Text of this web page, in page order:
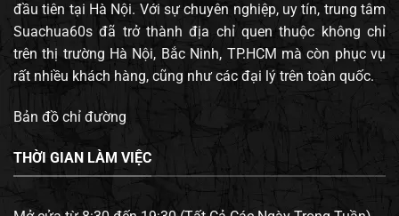
đầu tiên tại Hà Nội. Với sự chuyên nghiệp, uy tín, trung tâm
Suachua60s đã trở thành địa chỉ quen thuộc không chỉ
trên thị trường Hà Nội, Bắc Ninh, TP.HCM mà còn phục vụ
rất nhiều khách hàng, cũng như các đại lý trên toàn quốc.
Bản đồ chỉ đường
THỜI GIAN LÀM VIỆC